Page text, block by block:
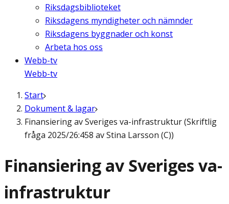
Riksdagsbiblioteket
Riksdagens myndigheter och nämnder
Riksdagens byggnader och konst
Arbeta hos oss
Webb-tv
Webb-tv
Start
Dokument & lagar
Finansiering av Sveriges va-infrastruktur (Skriftlig
fråga 2025/26:458 av Stina Larsson (C))
Finansiering av Sveriges va-
infrastruktur